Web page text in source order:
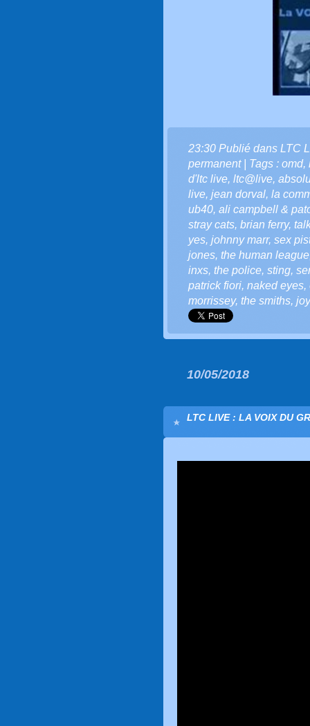
23:30 Publié dans LTC
permanent| Tags : omd,
d'ltc live, ltc@live,
live, jean dorval, la
ub40, ali campbell &
stray cats, brian ferry,
yes, johnny marr, sex
jones, the human league
inxs, the police, sting,
patrick fiori, naked eyes,
morrissey, the smiths,
10/05/2018
LTC LIVE : LA VOIX DU